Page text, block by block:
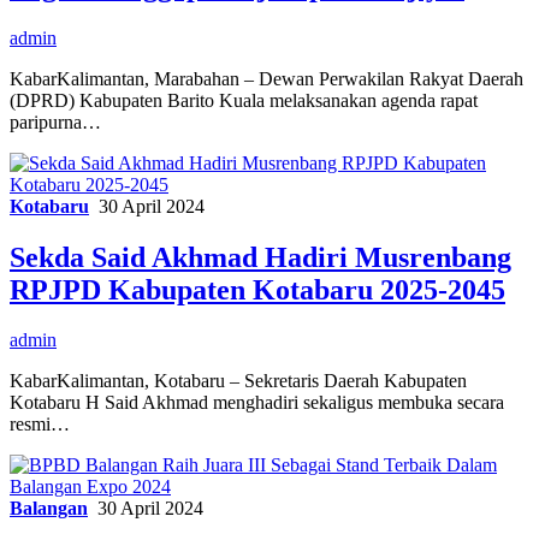
admin
KabarKalimantan, Marabahan – Dewan Perwakilan Rakyat Daerah
(DPRD) Kabupaten Barito Kuala melaksanakan agenda rapat
paripurna…
Kotabaru 30 April 2024
Sekda Said Akhmad Hadiri Musrenbang
RPJPD Kabupaten Kotabaru 2025-2045
admin
KabarKalimantan, Kotabaru – Sekretaris Daerah Kabupaten
Kotabaru H Said Akhmad menghadiri sekaligus membuka secara
resmi…
Balangan 30 April 2024